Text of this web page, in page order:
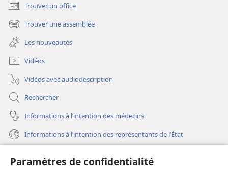
Paramètres de confidentialité
Trouver un office
(ouvre
une
nouvelle
fenêtre)
Trouver une assemblée
(ouvre
une
nouvelle
fenêtre)
Les nouveautés
Vidéos
Vidéos avec audiodescription
Rechercher
Informations à l’intention des médecins
Informations à l’intention des représentants de l’État